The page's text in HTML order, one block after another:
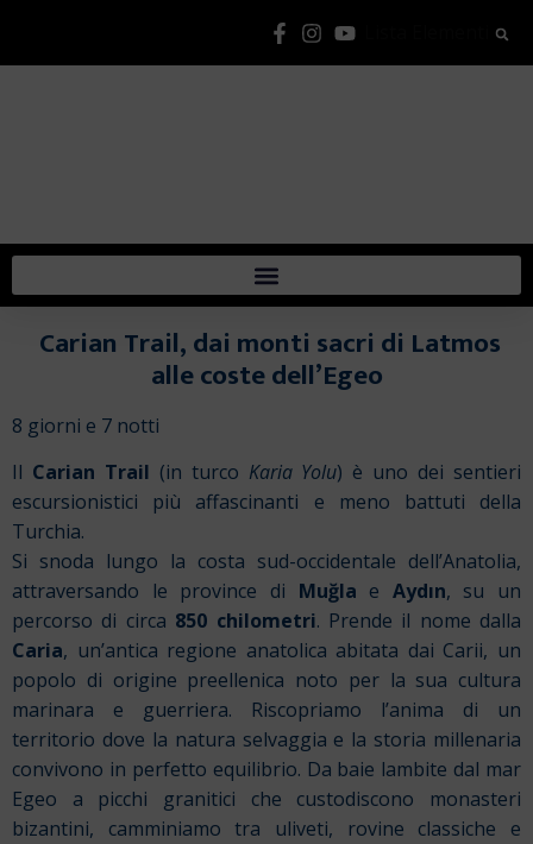
Carian Trail, dai monti sacri di Latmos
alle coste dell’Egeo
8 giorni e 7 notti
Il Carian Trail (in turco Karia Yolu) è uno dei sentieri
escursionistici più affascinanti e meno battuti della
Turchia.
Si snoda lungo la costa sud-occidentale dell’Anatolia,
attraversando le province di Muğla e Aydın, su un
percorso di circa 850 chilometri. Prende il nome dalla
Caria, un’antica regione anatolica abitata dai Carii, un
popolo di origine preellenica noto per la sua cultura
marinara e guerriera. Riscopriamo l’anima di un
territorio dove la natura selvaggia e la storia millenaria
convivono in perfetto equilibrio. Da baie lambite dal mar
Egeo a picchi granitici che custodiscono monasteri
bizantini, camminiamo tra uliveti, rovine classiche e